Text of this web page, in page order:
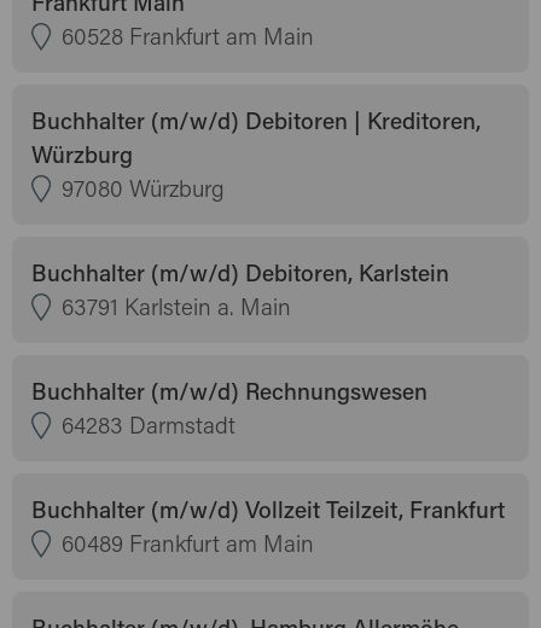
60528 Frankfurt am Main
Buchhalter (m/w/d) Debitoren | Kreditoren,
Würzburg
97080 Würzburg
Buchhalter (m/w/d) Debitoren, Karlstein
63791 Karlstein a. Main
Buchhalter (m/w/d) Rechnungswesen
64283 Darmstadt
Buchhalter (m/w/d) Vollzeit Teilzeit, Frankfurt
60489 Frankfurt am Main